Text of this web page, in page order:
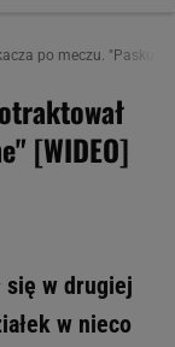
po meczu.
[WIDEO]
się w drugiej
w nieco